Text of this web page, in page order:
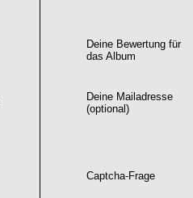
Deine Bewertung für
das Album
Deine Mailadresse
(optional)
Captcha-Frage